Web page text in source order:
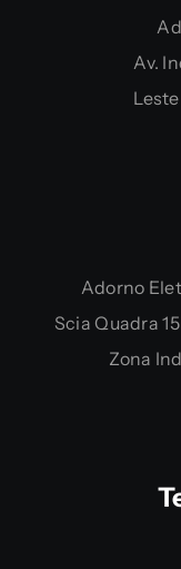
Av.
Adorno
Scia Quadra
Zona